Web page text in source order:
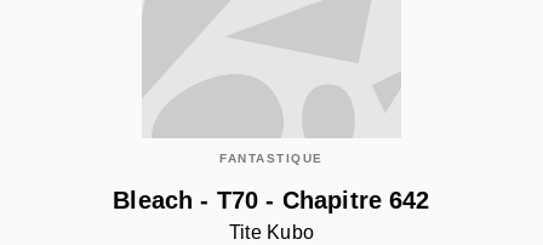
FANTASTIQUE
Bleach - T70 - Chapitre 642
Tite Kubo